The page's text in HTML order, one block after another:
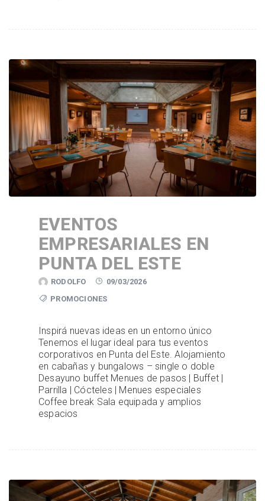
EVENTOS
EMPRESARIALES EN
PUNTA DEL ESTE
RODOLFO
09/03/2026
PROMOCIONES
Inspirá nuevas ideas en un entorno único
Tenemos el lugar ideal para tus eventos
corporativos en Punta del Este. Alojamiento
en cabañas y bungalows – single o doble
Desayuno buffet Menues de pasos | Buffet |
Parrilla | Cócteles | Menues especiales
Coffee break Sala equipada y amplios
espacios